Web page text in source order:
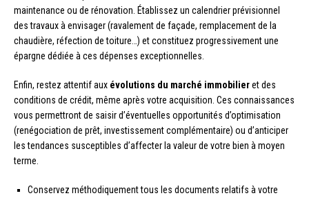
maintenance ou de rénovation. Établissez un calendrier prévisionnel
des travaux à envisager (ravalement de façade, remplacement de la
chaudière, réfection de toiture…) et constituez progressivement une
épargne dédiée à ces dépenses exceptionnelles.
Enfin, restez attentif aux évolutions du marché immobilieret des
conditions de crédit, même après votre acquisition. Ces connaissances
vous permettront de saisir d’éventuelles opportunités d’optimisation
(renégociation de prêt, investissement complémentaire) ou d’anticiper
les tendances susceptibles d’affecter la valeur de votre bien à moyen
terme.
Conservez méthodiquement tous les documents relatifs à votre